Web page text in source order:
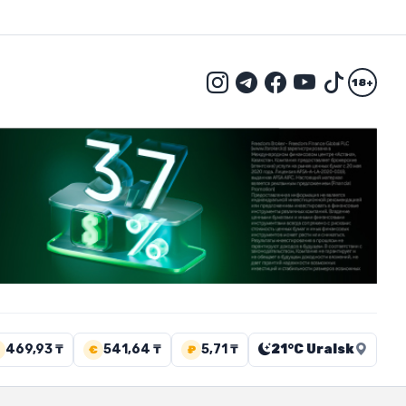
18+
469,93 ₸ € 541,64 ₸ ₽ 5,71 ₸ 21°C Uralsk